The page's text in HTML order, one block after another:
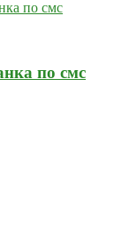
по смс